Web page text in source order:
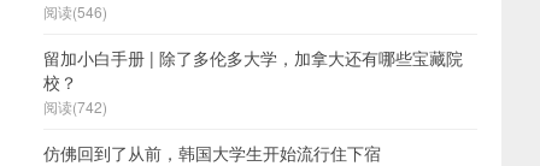
阅读(546)
留加小白手册 | 除了多伦多大学，加拿大还有哪些宝藏院
校？
阅读(742)
仿佛回到了从前，韩国大学生开始流行住下宿